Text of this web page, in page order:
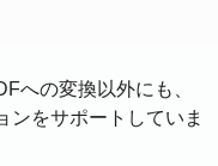
への変換以外にも、
ンをサポートしていま